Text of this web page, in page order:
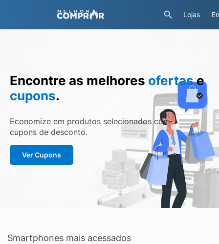
Lojas
Encontre as melhores ofertase
cupons.
Economize em produtos selecionados com
cupons de desconto.
Ver Cupons
Smartphones mais acessados